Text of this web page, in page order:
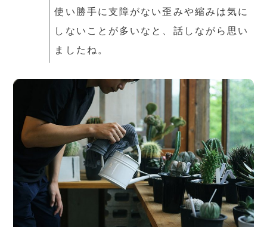
使い勝手に支障がない歪みや縮みは気に
しないことが多いなと、話しながら思い
ましたね。